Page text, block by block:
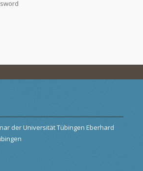
der Universität Tübingen Eberhard